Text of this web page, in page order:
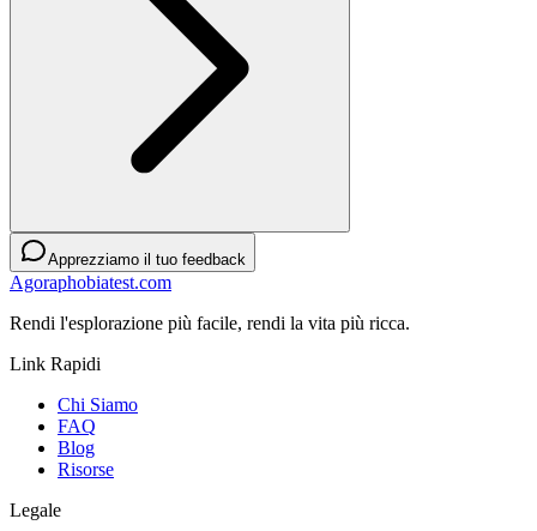
Apprezziamo il tuo feedback
Agoraphobiatest.com
Rendi l'esplorazione più facile, rendi la vita più ricca.
Link Rapidi
Chi Siamo
FAQ
Blog
Risorse
Legale